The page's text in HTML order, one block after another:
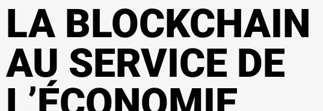
LA BLOCKCHAIN
AU SERVICE DE